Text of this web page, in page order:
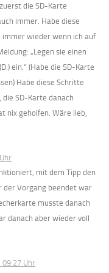
die SD-Karte
immer. Habe diese
wieder wenn ich auf
„Legen sie einen
ein.“ (Habe die SD-Karte
Habe diese Schritte
SD-Karte danach
nix geholfen. Wäre lieb,
mit dem Tipp den
der Vorgang beendet war
musste danach
danach aber wieder voll
Uhr